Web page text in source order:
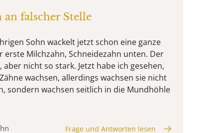
falscher Stelle
Sohn wackelt jetzt schon eine ganze
erste Milchzahn, Schneidezahn unten. Der
aber nicht so stark. Jetzt habe ich gesehen,
wachsen, allerdings wachsen sie nicht
sondern wachsen seitlich in die Mundhöhle
Frage und Antworten lesen